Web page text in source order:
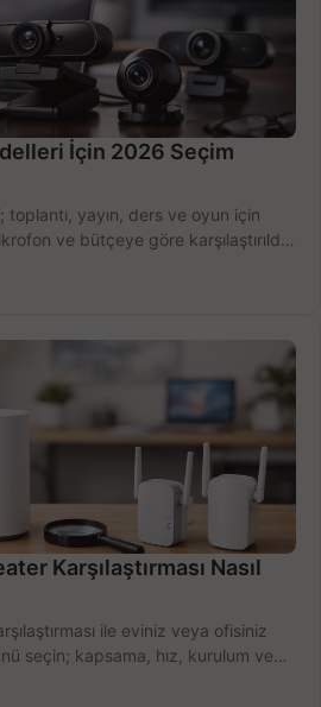
İçin 2026 Seçim
yayın, ders ve oyun için
ve bütçeye göre karşılaştırıldı.
Karşılaştırması Nasıl
ile eviniz veya ofisiniz
seçin; kapsama, hız, kurulum ve